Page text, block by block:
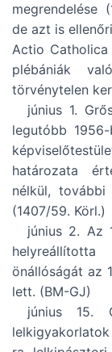
megrendelése
de azt is
Actio
plébániák
törvénytelen
június 1.
legutóbb
határozata
nélkül, további
(1407/59. Körl.)
június 2. Az
önállóságát az
lett. (BM-GJ)
június 15.